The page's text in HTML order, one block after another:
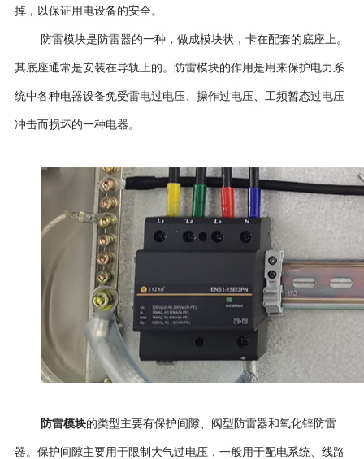
掉，以保证用电设备的安全。
防雷模块是防雷器的一种，做成模块状，卡在配套的底座上。
其底座通常是安装在导轨上的。防雷模块的作用是用来保护电力系
统中各种电器设备免受雷电过电压、操作过电压、 工频暂态过电压
冲击而损坏的一种电器。
防雷模块的类型主要有保护间隙、阀型防雷器和氧化锌防雷
器。保护间隙主要用于限制大气过电压，一般用于配电系统、线路